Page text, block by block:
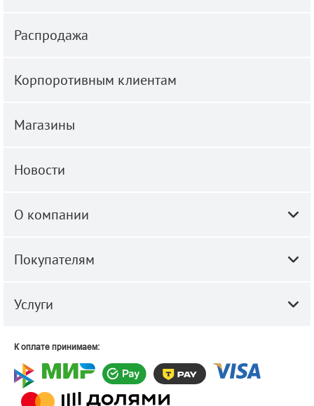
Распродажа
Корпоротивным клиентам
Магазины
Новости
О компании
Покупателям
Услуги
К оплате принимаем: